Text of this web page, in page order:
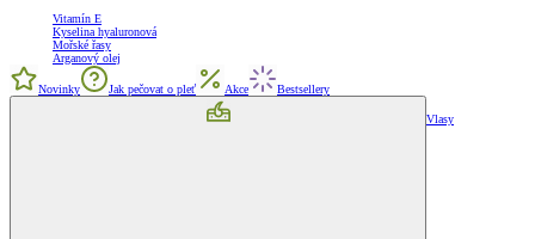
Vitamín E
Kyselina hyaluronová
Mořské řasy
Arganový olej
Novinky Jak pečovat o pleť Akce Bestsellery
Vlasy